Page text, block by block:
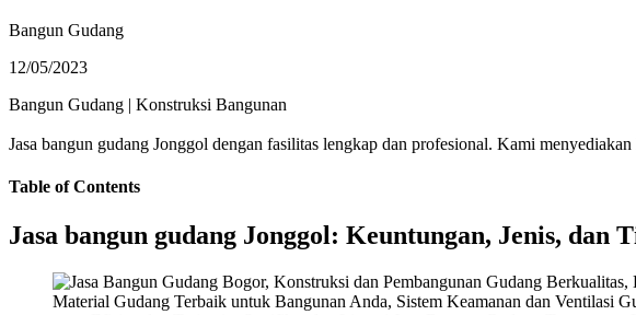
Bangun Gudang
12/05/2023
Bangun Gudang | Konstruksi Bangunan
Jasa bangun gudang Jonggol dengan fasilitas lengkap dan profesional. Kami
Table of Contents
Jasa bangun gudang Jonggol: Keuntungan, Jenis, dan